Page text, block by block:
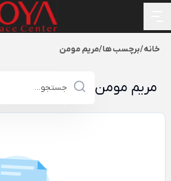
خانه/برچسب ها/مریم مومن
مریم مومن